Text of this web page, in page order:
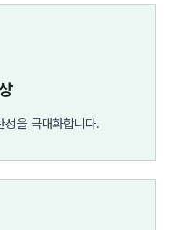
성을 극대화합니다.